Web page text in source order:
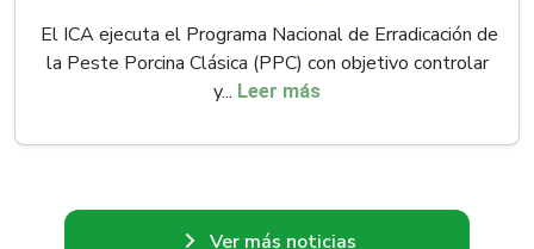
El ICA ejecuta el Programa Nacional de Erradicación de
la Peste Porcina Clásica (PPC) con objetivo controlar
y... Leer más
Ver más noticias